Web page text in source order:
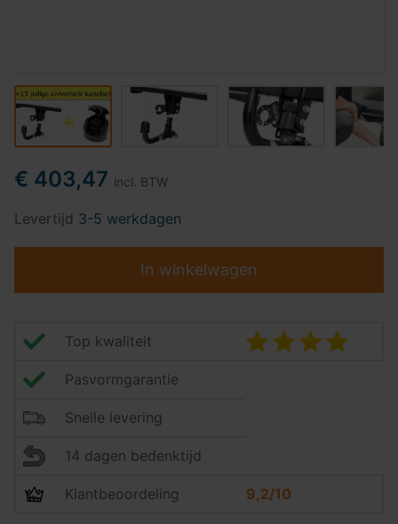
€ 403,47 incl. BTW
Levertijd 3-5 werkdagen
In winkelwagen
Top kwaliteit
Pasvormgarantie
Snelle levering
14 dagen bedenktijd
Klantbeoordeling 9,2/10